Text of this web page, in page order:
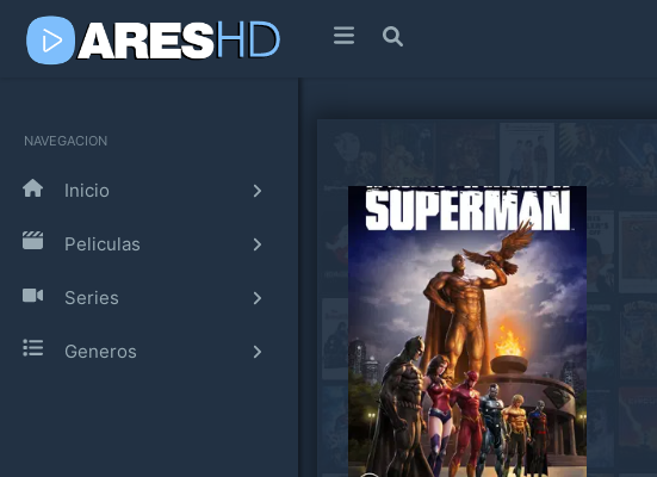
NAVEGACION
Inicio
Peliculas
Series
Generos